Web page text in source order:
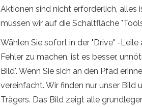
Aktionen sind nicht erforderlich, alles
müssen wir auf die Schaltfläche
Wählen Sie sofort in der "Drive" -
Fehler zu machen, ist es besser,
Bild". Wenn Sie sich an den Pfad
vereinfacht. Wir finden nur unser Bild
Trägers. Das Bild zeigt alle